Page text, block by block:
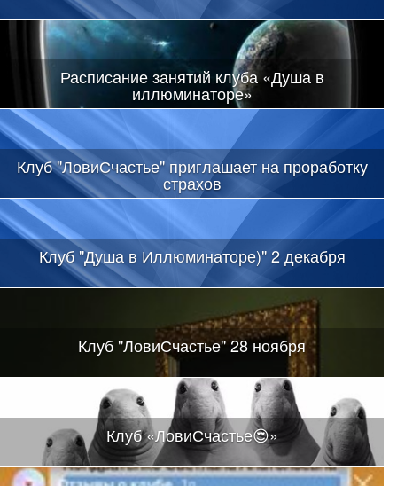
Расписание занятий клуба «Душа в
иллюминаторе»
Клуб "ЛовиСчастье" приглашает на проработку
страхов
Клуб "Душа в Иллюминаторе)" 2 декабря
Клуб "ЛовиСчастье" 28 ноября
Клуб «ЛовиСчастье😍»